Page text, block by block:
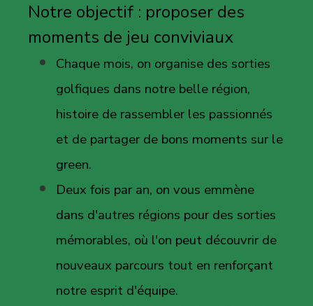
Notre objectif : proposer des
moments de jeu conviviaux
Chaque mois, on organise des sorties
golfiques dans notre belle région,
histoire de rassembler les passionnés
et de partager de bons moments sur le
green.
Deux fois par an, on vous emmène
dans d'autres régions pour des sorties
mémorables, où l'on peut découvrir de
nouveaux parcours tout en renforçant
notre esprit d'équipe.